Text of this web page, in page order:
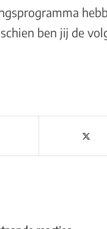
ben jij de